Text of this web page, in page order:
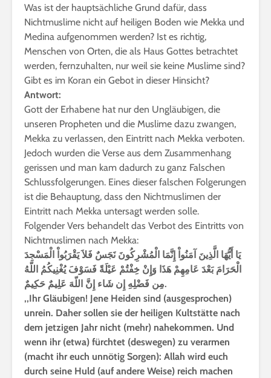
Was ist der hauptsächliche Grund dafür, dass
Nichtmuslime nicht auf heiligen Boden wie Mekka und
Medina aufgenommen werden? Ist es richtig,
Menschen von Orten, die als Haus Gottes betrachtet
werden, fernzuhalten, nur weil sie keine Muslime sind?
Gibt es im Koran ein Gebot in dieser Hinsicht?
Antwort:
Gott der Erhabene hat nur den Ungläubigen, die
unseren Propheten und die Muslime dazu zwangen,
Mekka zu verlassen, den Eintritt nach Mekka verboten.
Jedoch wurden die Verse aus dem Zusammenhang
gerissen und man kam dadurch zu ganz Falschen
Schlussfolgerungen. Eines dieser falschen Folgerungen
ist die Behauptung, dass den Nichtmuslimen der
Eintritt nach Mekka untersagt werden solle.
Folgender Vers behandelt das Verbot des Eintritts von
Nichtmuslimen nach Mekka:
يَا أَيُّهَا الَّذِينَ آمَنُواْ إِنَّمَا الْمُشْرِكُونَ نَجَسٌ فَلاَ يَقْرَبُواْ الْمَسْجِدَ
الْحَرَامَ بَعْدَ عَامِهِمْ هَذَا وَإِنْ خِفْتُمْ عَيْلَةً فَسَوْفَ يُغْنِيكُمُ اللّهُ
مِن فَضْلِهِ إِن شَاء إِنَّ اللّهَ عَلِيمٌ حَكِيمٌ.
,,Ihr Gläubigen! Jene Heiden sind (ausgesprochen)
unrein. Daher sollen sie der heiligen Kultstätte nach
dem jetzigen Jahr nicht (mehr) nahekommen. Und
wenn ihr (etwa) fürchtet (deswegen) zu verarmen
(macht ihr euch unnötig Sorgen): Allah wird euch
durch seine Huld (auf andere Weise) reich machen